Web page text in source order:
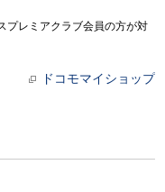
プレミアクラブ会員の方が対
ドコモマイショップ